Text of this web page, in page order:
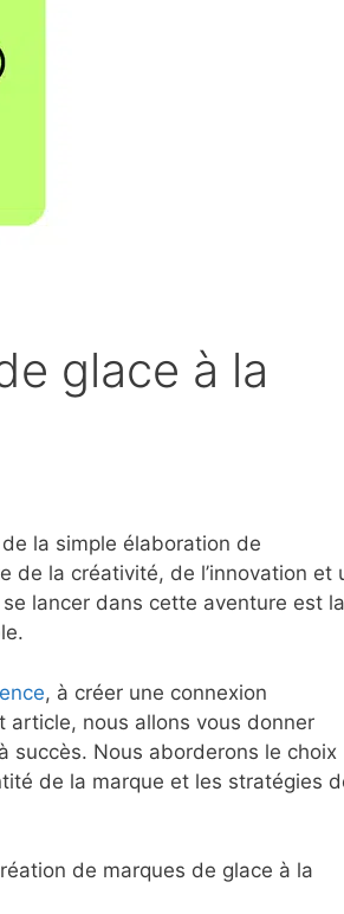
glace à la
la simple élaboration de
de la créativité, de l’innovation et
lancer dans cette aventure est la
, à créer une connexion
article, nous allons vous donner
à succès. Nous aborderons le choix
de la marque et les stratégies
de marques de glace à la